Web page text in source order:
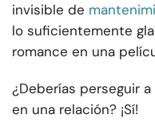
invisible de
lo suficientemente
romance en una
¿Deberías perseguir
en una relación? ¡Sí!